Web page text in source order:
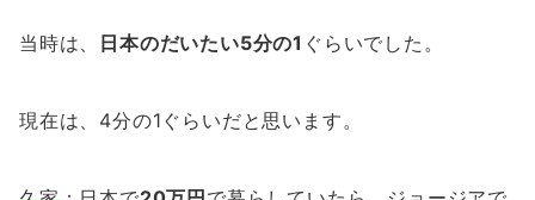
当時は、 日本のだいたい5分の1 ぐらいでした。
現在は、4分の1ぐらいだと思います。